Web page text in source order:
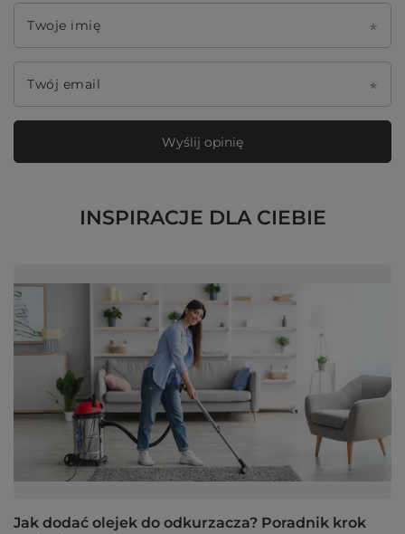
Twoje imię
Twój email
Wyślij opinię
INSPIRACJE DLA CIEBIE
Jak dodać olejek do odkurzacza? Poradnik krok